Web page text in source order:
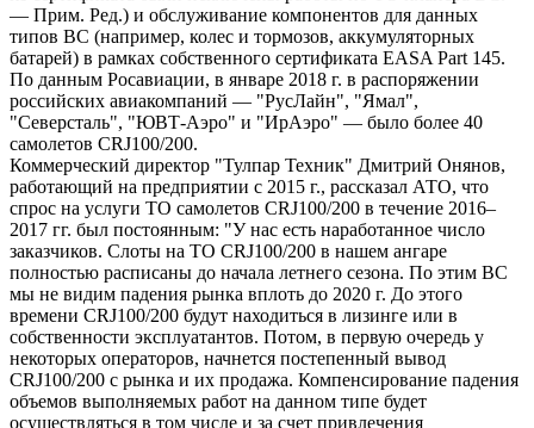
— Прим. Ред.) и обслуживание компонентов для данных
типов ВС (например, колес и тормозов, аккумуляторных
батарей) в рамках собственного сертификата EASA Part 145.
По данным Росавиации, в январе 2018 г. в распоряжении
российских авиакомпаний — "РусЛайн", "Ямал",
"Северсталь", "ЮВТ-Аэро" и "ИрАэро" — было более 40
самолетов CRJ100/200.
Коммерческий директор "Тулпар Техник" Дмитрий Онянов,
работающий на предприятии с 2015 г., рассказал АТО, что
спрос на услуги ТО самолетов CRJ100/200 в течение 2016–
2017 гг. был постоянным: "У нас есть наработанное число
заказчиков. Слоты на ТО CRJ100/200 в нашем ангаре
полностью расписаны до начала летнего сезона. По этим ВС
мы не видим падения рынка вплоть до 2020 г. До этого
времени CRJ100/200 будут находиться в лизинге или в
собственности эксплуатантов. Потом, в первую очередь у
некоторых операторов, начнется постепенный вывод
CRJ100/200 c рынка и их продажа. Компенсирование падения
объемов выполняемых работ на данном типе будет
осуществляться в том числе и за счет привлечения